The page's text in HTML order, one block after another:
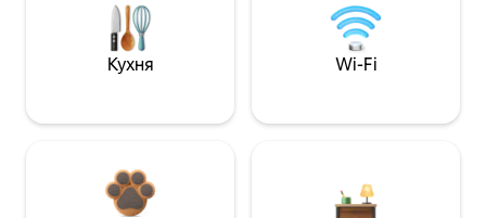
Кухня Wi-Fi